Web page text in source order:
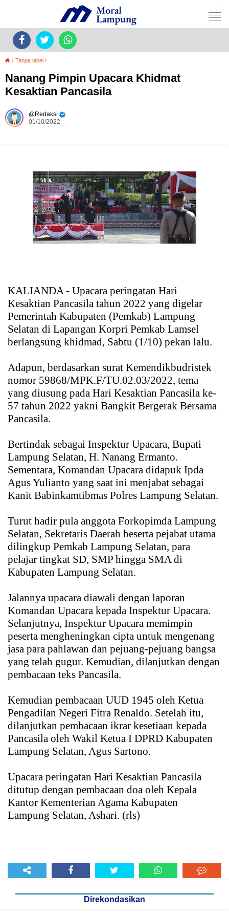
› Tanpa label ›
Nanang Pimpin Upacara Khidmat
Kesaktian Pancasila
Redaksi
01/10/2022
KALIANDA - Upacara peringatan Hari
Kesaktian Pancasila tahun 2022 yang digelar
Pemerintah Kabupaten (Pemkab) Lampung
Selatan di Lapangan Korpri Pemkab Lamsel
berlangsung khidmad, Sabtu (1/10) pekan lalu.
Adapun, berdasarkan surat Kemendikbudristek
nomor 59868/MPK.F/TU.02.03/2022, tema
yang diusung pada Hari Kesaktian Pancasila ke-
57 tahun 2022 yakni Bangkit Bergerak Bersama
Pancasila.
Bertindak sebagai Inspektur Upacara, Bupati
Lampung Selatan, H. Nanang Ermanto.
Sementara, Komandan Upacara didapuk Ipda
Agus Yulianto yang saat ini menjabat sebagai
Kanit Babinkamtibmas Polres Lampung Selatan.
Turut hadir pula anggota Forkopimda Lampung
Selatan, Sekretaris Daerah beserta pejabat utama
dilingkup Pemkab Lampung Selatan, para
pelajar tingkat SD, SMP hingga SMA di
Kabupaten Lampung Selatan.
Jalannya upacara diawali dengan laporan
Komandan Upacara kepada Inspektur Upacara.
Selanjutnya, Inspektur Upacara memimpin
peserta mengheningkan cipta untuk mengenang
jasa para pahlawan dan pejuang-pejuang bangsa
yang telah gugur. Kemudian, dilanjutkan dengan
pembacaan teks Pancasila.
Kemudian pembacaan UUD 1945 oleh Ketua
Pengadilan Negeri Fitra Renaldo. Setelah itu,
dilanjutkan pembacaan ikrar kesetiaan kepada
Pancasila oleh Wakil Ketua I DPRD Kabupaten
Lampung Selatan, Agus Sartono.
Upacara peringatan Hari Kesaktian Pancasila
ditutup dengan pembacaan doa oleh Kepala
Kantor Kementerian Agama Kabupaten
Lampung Selatan, Ashari. (rls)
Direkondasikan